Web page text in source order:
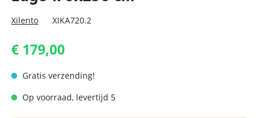
Xilento XIKA720.2
€ 179,00
Gratis verzending!
Op voorraad, levertijd 5